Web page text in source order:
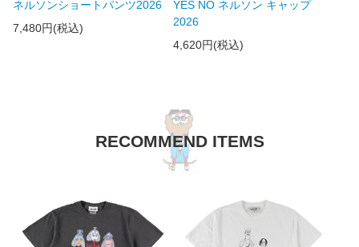
ネルソンショートパンツ2026
7,480円(税込)
YES NO ネルソン キャップ
2026
4,620円(税込)
RECOMMEND ITEMS